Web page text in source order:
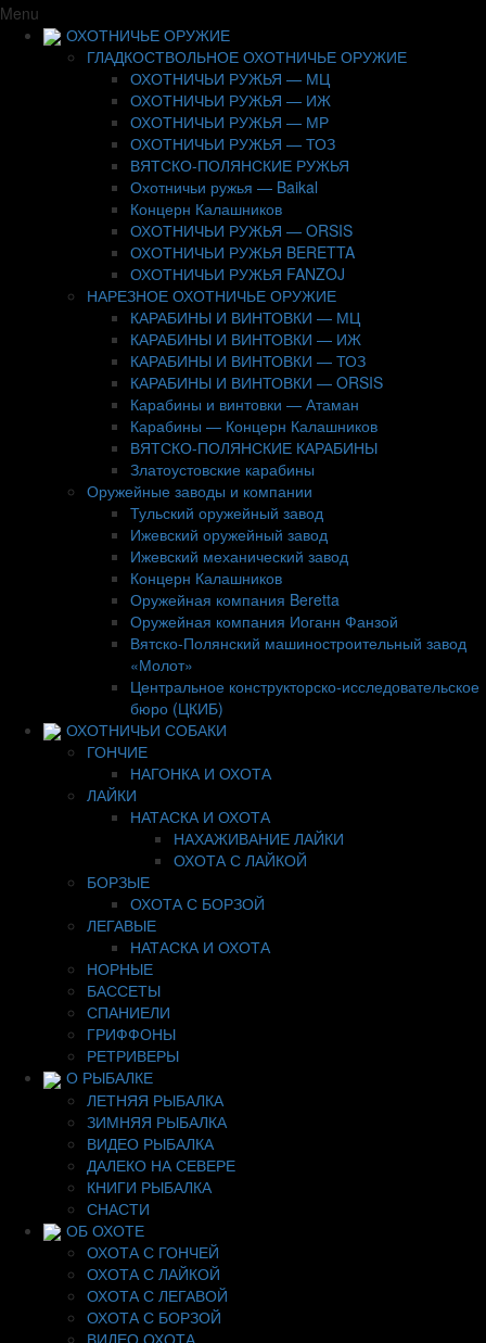
Menu
ОХОТНИЧЬЕ ОРУЖИЕ
ГЛАДКОСТВОЛЬНОЕ ОХОТНИЧЬЕ ОРУЖИЕ
ОХОТНИЧЬИ РУЖЬЯ — МЦ
ОХОТНИЧЬИ РУЖЬЯ — ИЖ
ОХОТНИЧЬИ РУЖЬЯ — МР
ОХОТНИЧЬИ РУЖЬЯ — ТОЗ
ВЯТСКО-ПОЛЯНСКИЕ РУЖЬЯ
Охотничьи ружья — Baikal
Концерн Калашников
ОХОТНИЧЬИ РУЖЬЯ — ORSIS
ОХОТНИЧЬИ РУЖЬЯ BERETTA
ОХОТНИЧЬИ РУЖЬЯ FANZOJ
НАРЕЗНОЕ ОХОТНИЧЬЕ ОРУЖИЕ
КАРАБИНЫ И ВИНТОВКИ — МЦ
КАРАБИНЫ И ВИНТОВКИ — ИЖ
КАРАБИНЫ И ВИНТОВКИ — ТОЗ
КАРАБИНЫ И ВИНТОВКИ — ORSIS
Карабины и винтовки — Атаман
Карабины — Концерн Калашников
ВЯТСКО-ПОЛЯНСКИЕ КАРАБИНЫ
Златоустовские карабины
Оружейные заводы и компании
Тульский оружейный завод
Ижевский оружейный завод
Ижевский механический завод
Концерн Калашников
Оружейная компания Beretta
Оружейная компания Иоганн Фанзой
Вятско-Полянский машиностроительный завод
«Молот»
Центральное конструкторско-исследовательское
бюро (ЦКИБ)
ОХОТНИЧЬИ СОБАКИ
ГОНЧИЕ
НАГОНКА И ОХОТА
ЛАЙКИ
НАТАСКА И ОХОТА
НАХАЖИВАНИЕ ЛАЙКИ
ОХОТА С ЛАЙКОЙ
БОРЗЫЕ
ОХОТА С БОРЗОЙ
ЛЕГАВЫЕ
НАТАСКА И ОХОТА
НОРНЫЕ
БАССЕТЫ
СПАНИЕЛИ
ГРИФФОНЫ
РЕТРИВЕРЫ
О РЫБАЛКЕ
ЛЕТНЯЯ РЫБАЛКА
ЗИМНЯЯ РЫБАЛКА
ВИДЕО РЫБАЛКА
ДАЛЕКО НА СЕВЕРЕ
КНИГИ РЫБАЛКА
СНАСТИ
ОБ ОХОТЕ
ОХОТА С ГОНЧЕЙ
ОХОТА С ЛАЙКОЙ
ОХОТА С ЛЕГАВОЙ
ОХОТА С БОРЗОЙ
ВИДЕО ОХОТА